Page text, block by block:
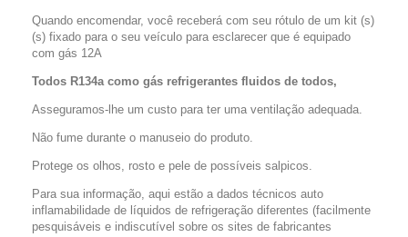
Quando encomendar, você receberá com seu rótulo de um kit (s)
(s) fixado para o seu veículo para esclarecer que é equipado
com gás 12A
Todos R134a como gás refrigerantes fluidos de todos,
Asseguramos-lhe um custo para ter uma ventilação adequada.
Não fume durante o manuseio do produto.
Protege os olhos, rosto e pele de possíveis salpicos.
Para sua informação, aqui estão a dados técnicos auto
inflamabilidade de líquidos de refrigeração diferentes (facilmente
pesquisáveis e indiscutível sobre os sites de fabricantes